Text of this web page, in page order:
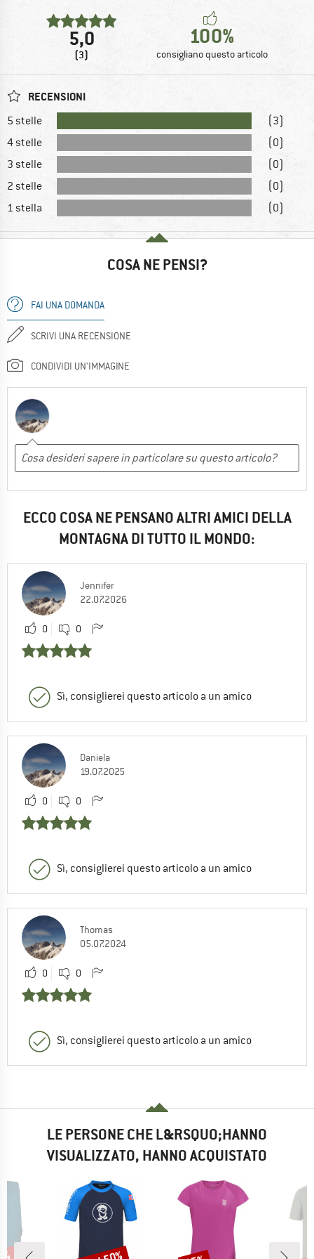
5,0
(3)
100%
consigliano questo articolo
RECENSIONI
5 stelle
(3)
4 stelle
(0)
3 stelle
(0)
2 stelle
(0)
1 stella
(0)
COSA NE PENSI?
FAI UNA DOMANDA
SCRIVI UNA RECENSIONE
CONDIVIDI UN'IMMAGINE
ECCO COSA NE PENSANO ALTRI AMICI DELLA
MONTAGNA DI TUTTO IL MONDO:
Jennifer
22.07.2026
0 0
Sì, consiglierei questo articolo a un amico
Daniela
19.07.2025
0 0
Sì, consiglierei questo articolo a un amico
Thomas
05.07.2024
0 0
Sì, consiglierei questo articolo a un amico
LE PERSONE CHE L&RSQUO;HANNO
VISUALIZZATO, HANNO ACQUISTATO